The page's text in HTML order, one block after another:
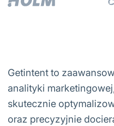
Getintent to
analityki
skutecznie
oraz precyzyjnie